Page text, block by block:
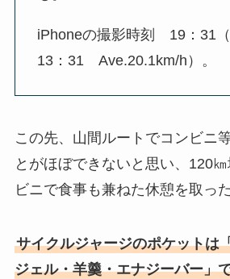
iPhoneの撮影時刻 19：31
13：31 Ave.20.1km/h）。
この先、山間ルートでコンビニ
とがほぼできないと思い、120
ビニで食事も兼ねた休憩を取った
サイクルジャージのポケットは
ジェル・羊羹・エナジーバー」